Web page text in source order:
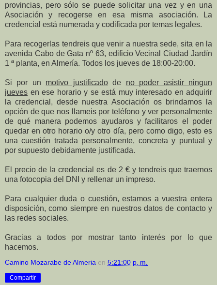
provincias, pero sólo se puede solicitar una vez y en una
Asociación y recogerse en esa misma asociación. La
credencial está numerada y codificada por temas legales.
Para recogerlas tendreis que venir a nuestra sede, sita en la
avenida Cabo de Gata nº 63, edificio Vecinal Ciudad Jardín
1 ª planta, en Almería. Todos los jueves de 18:00-20:00.
Si por un motivo justificadode no poder asistir ningun
jueves en ese horario y se está muy interesado en adquirir
la credencial, desde nuestra Asociación os brindamos la
opción de que nos llameis por teléfono y ver personalmente
de qué manera podemos ayudaros y facilitaros el poder
quedar en otro horario o/y otro día, pero como digo, esto es
una cuestión tratada personalmente, concreta y puntual y
por supuesto debidamente justificada.
El precio de la credencial es de 2 € y tendreis que traernos
una fotocopia del DNI y rellenar un impreso.
Para cualquier duda o cuestión, estamos a vuestra entera
disposición, como siempre en nuestros datos de contacto y
las redes sociales.
Gracias a todos por mostrar tanto interés por lo que
hacemos.
Camino Mozarabe de Almeria en 5:21:00 p. m.
Compartir